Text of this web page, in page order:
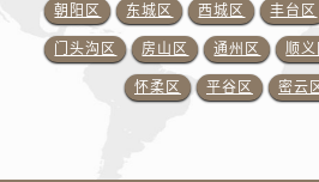
朝阳区 东城区 西城区 丰台区
门头沟区 房山区 通州区 顺义
怀柔区 平谷区 密云